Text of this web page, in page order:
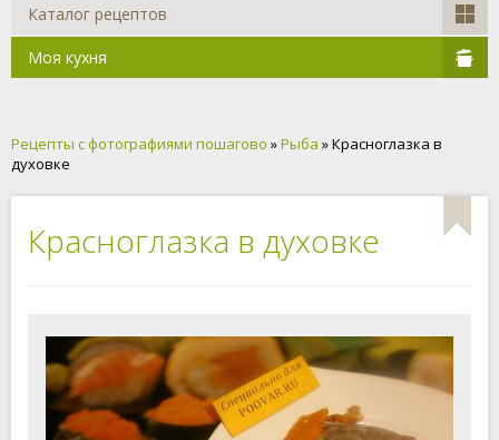
Каталог рецептов
Моя кухня
Рецепты с фотографиями пошагово »Рыба » Красноглазка в
духовке
Красноглазка в духовке